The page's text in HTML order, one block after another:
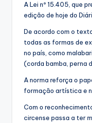
A Lei nº 15.405, que
edição de hoje do
De acordo com o
todas as formas de
no país, como
(corda bamba, perna
A norma reforça o
formação artística e
Com o
circense passa a ter